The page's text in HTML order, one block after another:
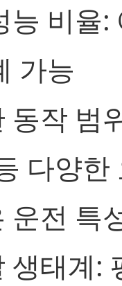
능 비율:
가능
동작 범
다양한
운전 특
생태계: